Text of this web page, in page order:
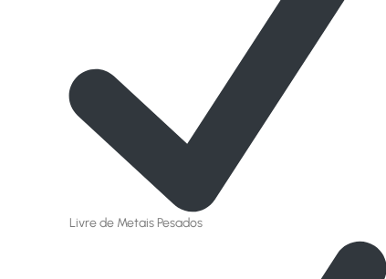
Livre de Metais Pesados